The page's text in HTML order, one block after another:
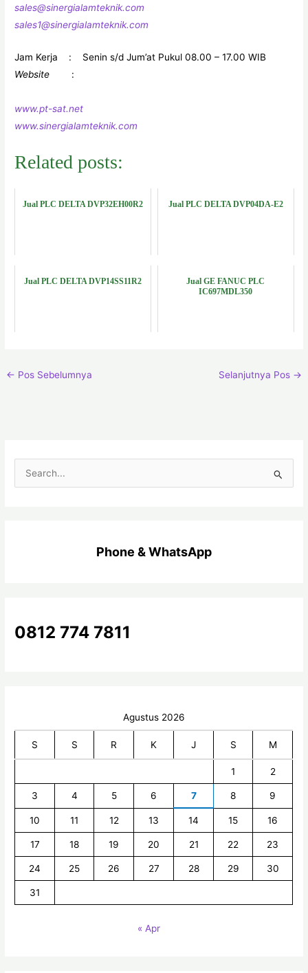
sales@sinergialamteknik.com
sales1@sinergialamteknik.com
Jam Kerja : Senin s/d Jum’at Pukul 08.00 – 17.00 WIB
Website :
www.pt-sat.net
www.sinergialamteknik.com
Related posts:
Jual PLC DELTA DVP32EH00R2 Jual PLC DELTA DVP04DA-E2
Jual PLC DELTA DVP14SS11R2
Jual GE FANUC PLC
IC697MDL350
← Pos Sebelumnya Selanjutnya Pos →
k
Phone & WhatsApp
0812 774 7811
Agustus 2026
S S R K J S M
1 2
3 4 5 6 7 8 9
10 11 12 13 14 15 16
17 18 19 20 21 22 23
24 25 26 27 28 29 30
31
« Apr